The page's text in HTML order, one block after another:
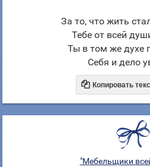
За то, что жить
Тебе от всей
Ты в том же духе
Себя и дело
 Копировать
"Мебельщики